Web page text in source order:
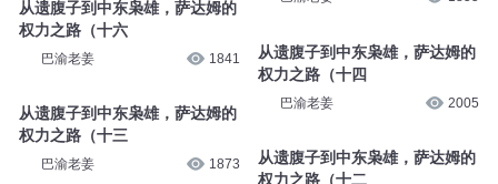
从遗腹子到中东枭雄，萨达姆的
权力之路（十六
巴渝老姜 1841
从遗腹子到中东枭雄，萨达姆的
权力之路（十三
巴渝老姜 1873
从遗腹子到中东枭雄，萨达姆的
权力之路（十四
巴渝老姜 2005
从遗腹子到中东枭雄，萨达姆的
权力之路（十二